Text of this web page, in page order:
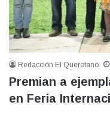
Redacción El Queretano
Premian a
en Feria